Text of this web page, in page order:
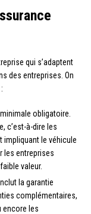
qui s’adaptent
des entreprises. On
obligatoire.
c’est-à-dire les
impliquant le véhicule
les entreprises
valeur.
la garantie
complémentaires,
encore les